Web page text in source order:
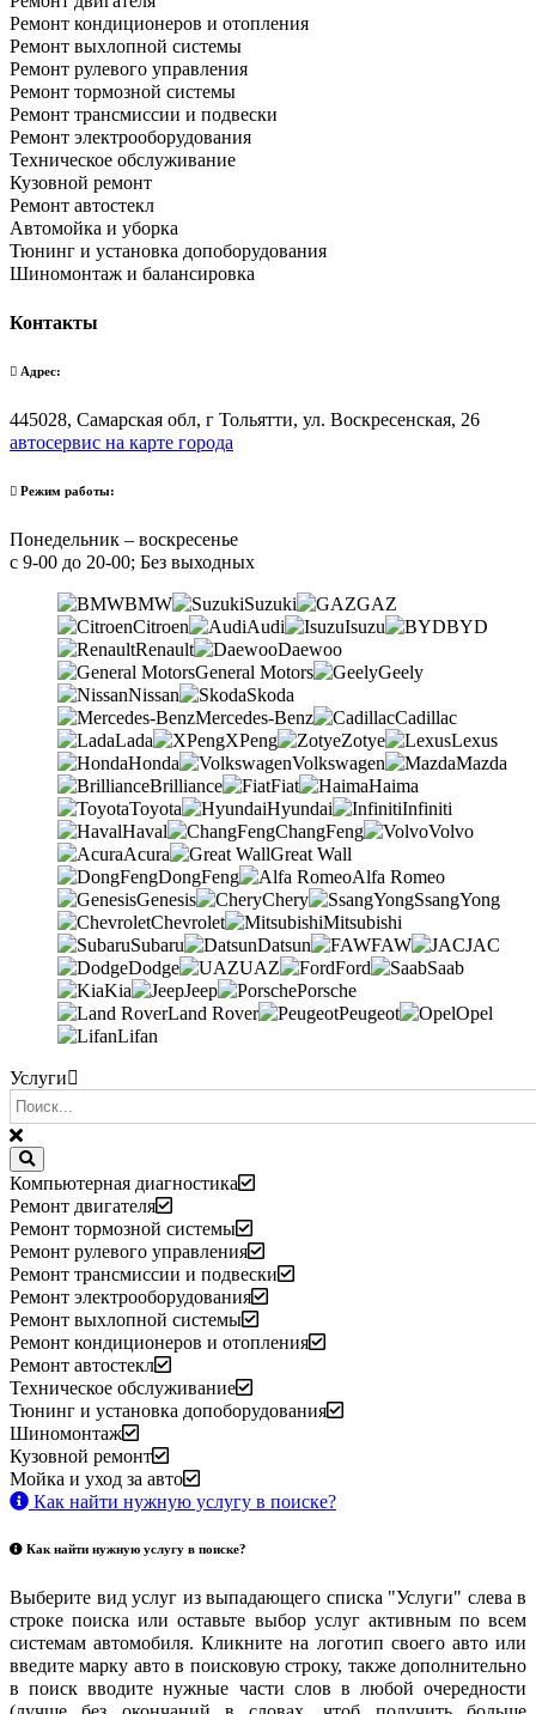
Ремонт кондиционеров и отопления
Ремонт выхлопной системы
Ремонт рулевого управления
Ремонт тормозной системы
Ремонт трансмиссии и подвески
Ремонт электрооборудования
Техническое обслуживание
Кузовной ремонт
Ремонт автостекл
Автомойка и уборка
Тюнинг и установка допоборудования
Шиномонтаж и балансировка
Контакты
Адрес:
445028, Самарская обл, г Тольятти, ул. Воскресенская, 26
автосервис на карте города
Режим работы:
Понедельник – воскресенье
с 9-00 до 20-00; Без выходных
BMW Suzuki
GAZ
Citroen
Audi Isuzu
BYD
Renault
Daewoo
General Motors
Geely
Nissan
Skoda
Mercedes-Benz
Cadillac
Lada
XPeng Zotye
Lexus
Honda
Volkswagen
Mazda
Brilliance
Fiat
Haima
Toyota
Hyundai
Infiniti
Haval
ChangFeng
Volvo
Acura
Great Wall
DongFeng
Alfa Romeo
Genesis
Chery
SsangYong
Chevrolet
Mitsubishi
Subaru
Datsun FAW
JAC
Dodge
UAZ Ford
Saab
Kia
Jeep
Porsche
Land Rover
Peugeot
Opel
Lifan
Услуги
Компьютерная диагностика
Ремонт двигателя
Ремонт тормозной системы
Ремонт рулевого управления
Ремонт трансмиссии и подвески
Ремонт электрооборудования
Ремонт выхлопной системы
Ремонт кондиционеров и отопления
Ремонт автостекл
Техническое обслуживание
Тюнинг и установка допоборудования
Шиномонтаж
Кузовной ремонт
Мойка и уход за авто
Как найти нужную услугу в поиске?
Как найти нужную услугу в поиске?
Выберите вид услуг из выпадающего списка "Услуги" слева в
строке поиска или оставьте выбор услуг активным по всем
системам автомобиля. Кликните на логотип своего авто или
введите марку авто в поисковую строку, также дополнительно
в поиск вводите нужные части слов в любой очередности